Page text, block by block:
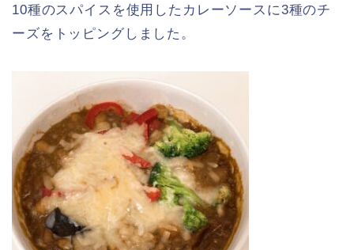
10種のスパイスを使用したカレーソースに3種のチ
ーズをトッピングしました。